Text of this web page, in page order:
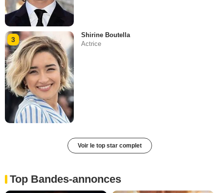
3
Shirine Boutella
Actrice
Voir le top star complet
Top Bandes-annonces